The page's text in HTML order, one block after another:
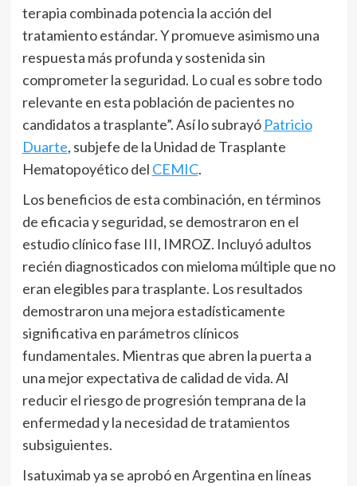
terapia combinada potencia la acción del
tratamiento estándar. Y promueve asimismo una
respuesta más profunda y sostenida sin
comprometer la seguridad. Lo cual es sobre todo
relevante en esta población de pacientes no
candidatos a trasplante”. Así lo subrayó Patricio
Duarte, subjefe de la Unidad de Trasplante
Hematopoyético del CEMIC.
Los beneficios de esta combinación, en términos
de eficacia y seguridad, se demostraron en el
estudio clínico fase III, IMROZ. Incluyó adultos
recién diagnosticados con mieloma múltiple que no
eran elegibles para trasplante. Los resultados
demostraron una mejora estadísticamente
significativa en parámetros clínicos
fundamentales. Mientras que abren la puerta a
una mejor expectativa de calidad de vida. Al
reducir el riesgo de progresión temprana de la
enfermedad y la necesidad de tratamientos
subsiguientes.
Isatuximab ya se aprobó en Argentina en líneas